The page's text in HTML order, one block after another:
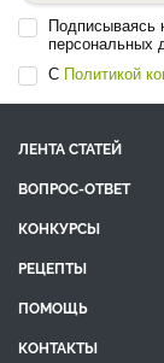
Подписываясь
персональных
С Политикой
ЛЕНТА СТАТЕЙ
ВОПРОС-ОТВЕТ
КОНКУРСЫ
РЕЦЕПТЫ
ПОМОЩЬ
КОНТАКТЫ